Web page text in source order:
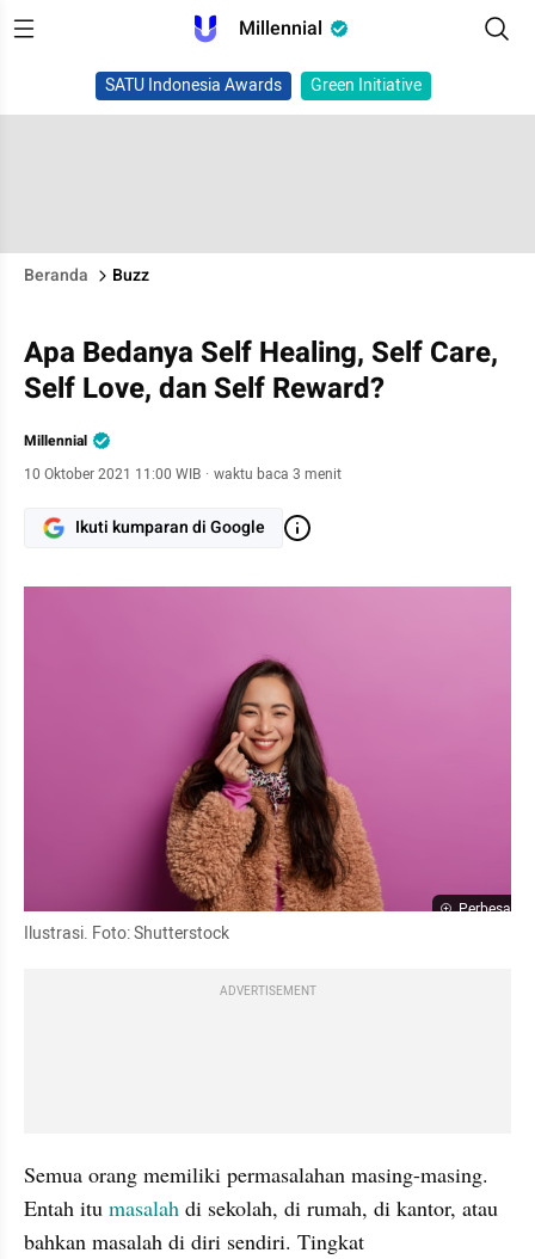
Millennial
SATU Indonesia Awards Green Initiative
Beranda Buzz
Apa Bedanya Self Healing, Self Care,
Self Love, dan Self Reward?
Millennial
10 Oktober 2021 11:00 WIB · waktu baca 3 menit
Ikuti kumparan di Google
Perbesar
Ilustrasi. Foto: Shutterstock
ADVERTISEMENT
Semua orang memiliki permasalahan masing-masing.
Entah itu masalah di sekolah, di rumah, di kantor, atau
bahkan masalah di diri sendiri. Tingkat